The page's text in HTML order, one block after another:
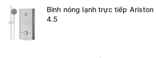
Bình nóng lạnh trực tiếp Ariston
4.5